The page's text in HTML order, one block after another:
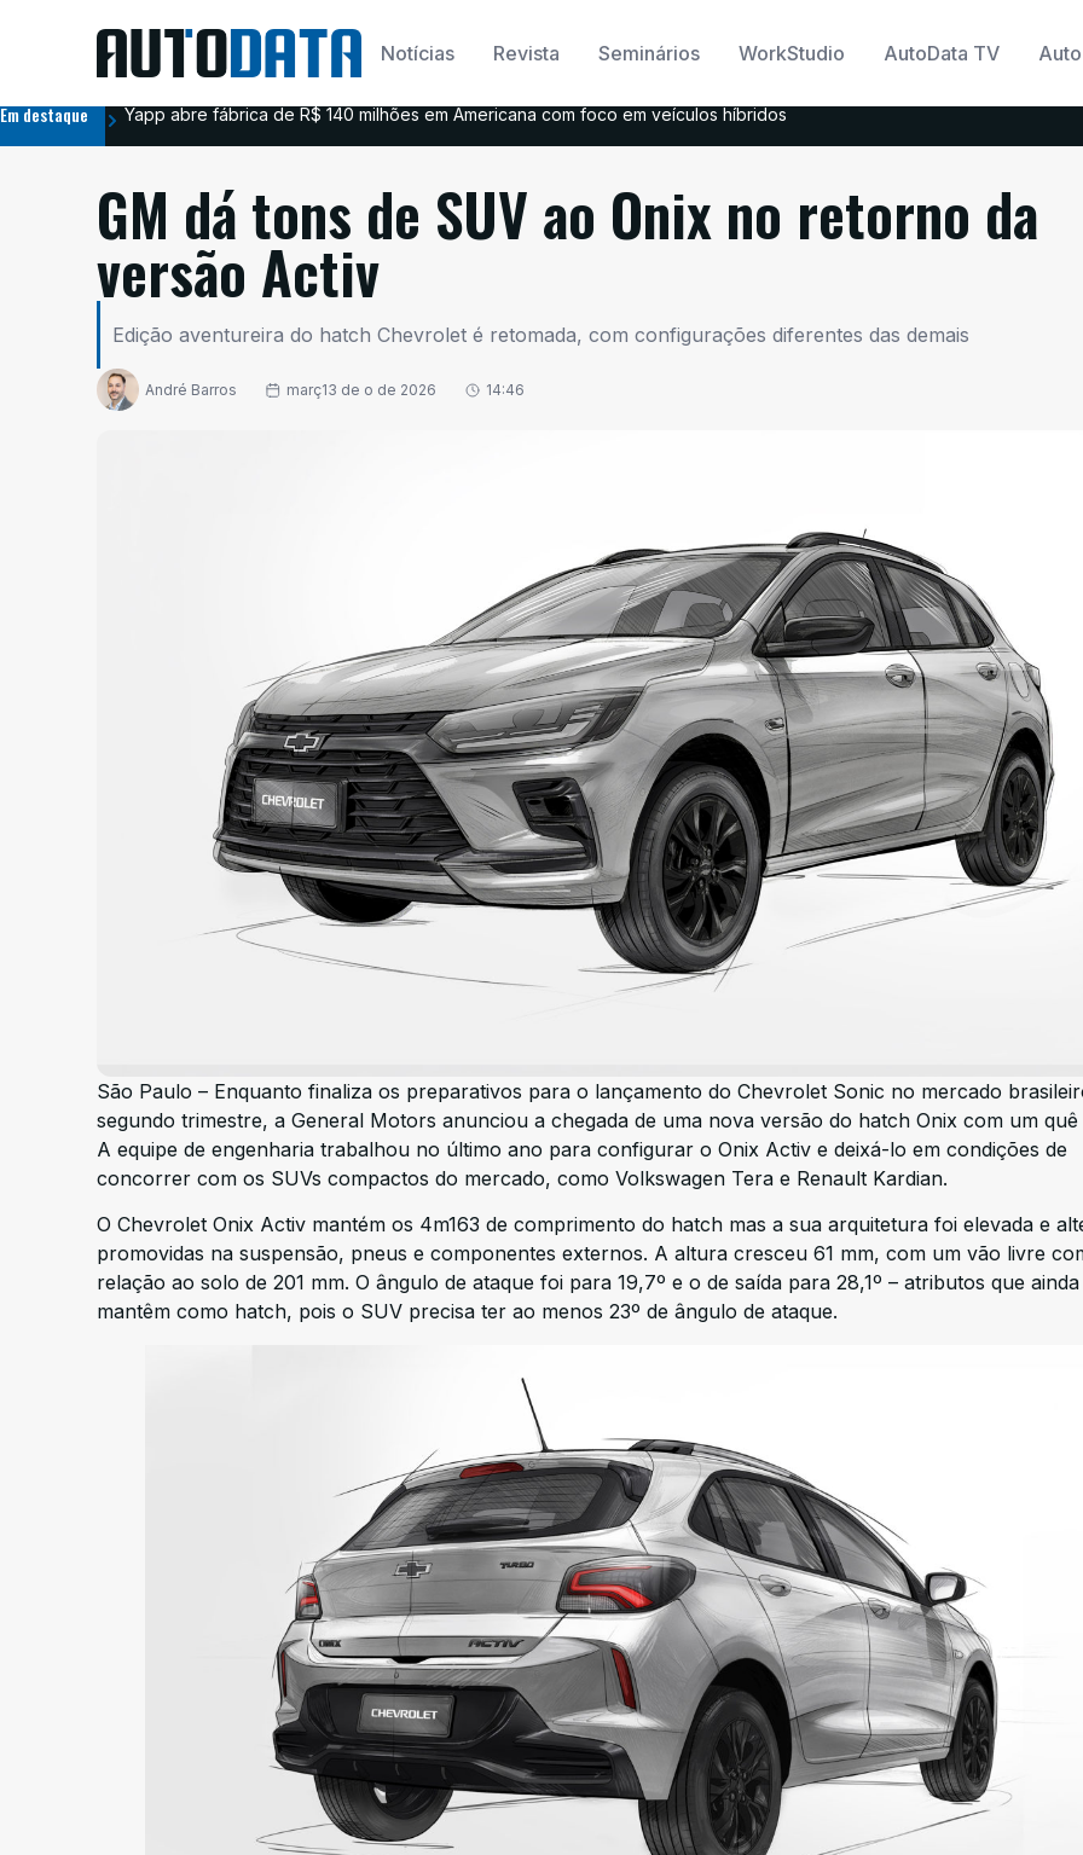
Notícias Revista Seminários WorkStudio AutoData TV
Em destaque Yapp abre fábrica de R$ 140 milhões em Americana com foco em veículos híbridos
GM dá tons de SUV ao Onix no retorno da
versão Activ
Edição aventureira do hatch Chevrolet é retomada, com configurações diferentes das demais
André Barros març13 de o de 2026 14:46
São Paulo – Enquanto finaliza os preparativos para o lançamento do Chevrolet Sonic no mercado
segundo trimestre, a General Motors anunciou a chegada de uma nova versão do hatch Onix com um quê
A equipe de engenharia trabalhou no último ano para configurar o Onix Activ e deixá-lo em condições de
concorrer com os SUVs compactos do mercado, como Volkswagen Tera e Renault Kardian.
O Chevrolet Onix Activ mantém os 4m163 de comprimento do hatch mas a sua arquitetura foi elevada e
promovidas na suspensão, pneus e componentes externos. A altura cresceu 61 mm, com um vão livre
relação ao solo de 201 mm. O ângulo de ataque foi para 19,7º e o de saída para 28,1º – atributos que
mantêm como hatch, pois o SUV precisa ter ao menos 23º de ângulo de ataque.